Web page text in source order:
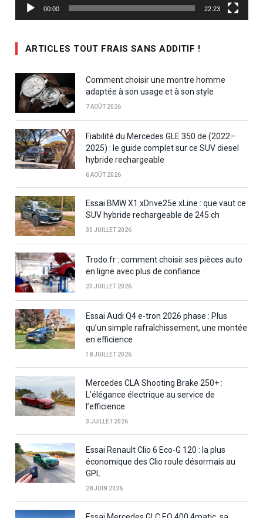
00:00 22:23
ARTICLES TOUT FRAIS SANS ADDITIF !
Comment choisir une montre homme
adaptée à son usage et à son style
7 AOÛT 2026
Fiabilité du Mercedes GLE 350 de (2022–
2025) : le guide complet sur ce SUV diesel
hybride rechargeable
6 AOÛT 2026
Essai BMW X1 xDrive25e xLine : que vaut ce
SUV hybride rechargeable de 245 ch
30 JUILLET 2026
Trodo.fr : comment choisir ses pièces auto
en ligne avec plus de confiance
23 JUILLET 2026
Essai Audi Q4 e-tron 2026 phase : Plus
qu’un simple rafraîchissement, une montée
en efficience
18 JUILLET 2026
Mercedes CLA Shooting Brake 250+ :
L’élégance électrique au service de
l’efficience
3 JUILLET 2026
Essai Renault Clio 6 Eco-G 120 : la plus
économique des Clio roule désormais au
GPL
28 JUIN 2026